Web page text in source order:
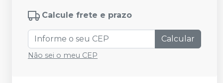
Calcule frete e prazo
Calcular
Não sei o meu CEP